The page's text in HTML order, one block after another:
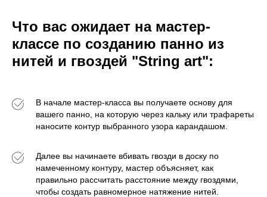
Что вас ожидает на мастер-
классе по созданию панно из
нитей и гвоздей "String art":
В начале мастер-класса вы получаете основу для
вашего панно, на которую через кальку или трафареты
наносите контур выбранного узора карандашом.
Далее вы начинаете вбивать гвозди в доску по
намеченному контуру, мастер объясняет, как
правильно рассчитать расстояние между гвоздями,
чтобы создать равномерное натяжение нитей.